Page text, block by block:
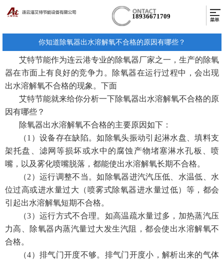
18936671709
你知道除氧器出水溶解氧不合格的原因有哪些？
艾特节能作为连云港专业的除氧器厂家之一，生产的除氧
器在市面上有良好的竞争力。除氧器在运行过程中，会出现
出水溶解氧不合格的现象。下面
艾特节能就来给你分析一下除氧器出水溶解氧不合格的原
因有哪些？
除氧器出水溶解氧不合格的主要原因如下：
（1）设备存在缺陷。如除氧头振动引起淋水盘、填料支
架托盘、滤网等损坏或水中的腐蚀产物堵塞淋水孔板、喷
嘴，以及雾化喷嘴脱落，都能使出水溶解氧长期不合格。
（2）运行调整不当。如除氧器进汽汽压低、水温低、水
位过高或进水量过大（喷雾式除氧器进水量过低）等，都会
引起出水溶解氧短期不合格。
（3）运行方式不合理。如高温疏水量过多，加热蒸汽压
力高、除氧器内蒸汽量过大发生汽阻，都会使出水溶解氧不
合格。
（4）排气门开度不够。排气门开度小，解析出来的气体